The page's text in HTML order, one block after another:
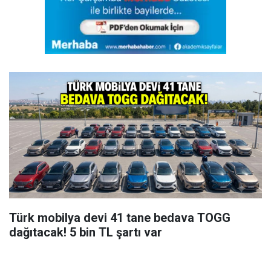
Türk mobilya devi 41 tane bedava TOGG
dağıtacak! 5 bin TL şartı var